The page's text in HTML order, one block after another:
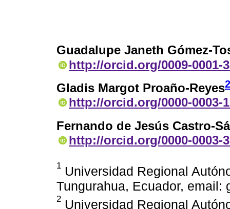
Guadalupe Janeth Gómez-
http://orcid.org/0009-0001-
Gladis Margot Proaño-Reyes2
http://orcid.org/0000-0003-
Fernando de Jesús Castro-
http://orcid.org/0000-0003-
1 Universidad Regional
Tungurahua, Ecuador, email:
2 Universidad Regional